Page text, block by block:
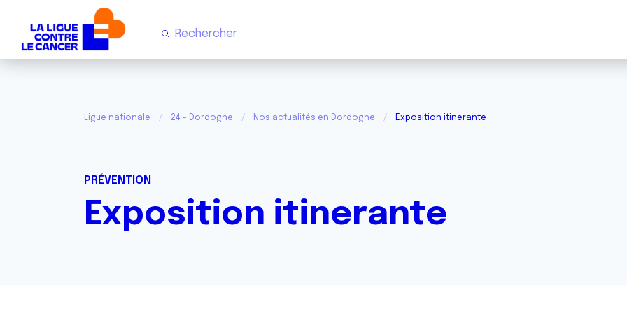
Ligue nationale 24 - Dordogne Nos actualités en Dordogne Exposition itinerante
PRÉVENTION
Exposition itinerante